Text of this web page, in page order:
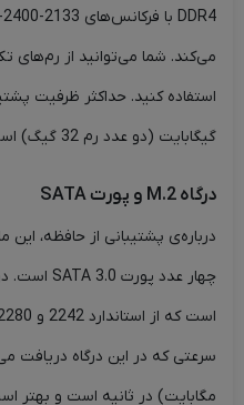
می‌کند. شما می‌توانید از رم‌های تک
گیگابایت (دو عدد رم 32 گیگ) است.
درگاه M.2 و پورت SATA